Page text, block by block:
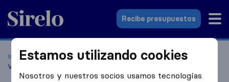
Sirelo.es
Recibe presupuestos
Inicio Empresas de mudanzas Valencia
Mudanzas en
Valencia MR
Estamos utilizando cookies
Nosotros y nuestros socios usamos tecnologías